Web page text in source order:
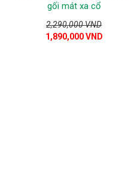
gối mát xa cổ
2,290,000 VND
1,890,000 VND